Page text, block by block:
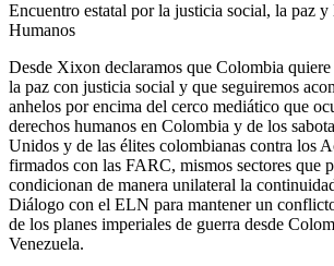
Encuentro estatal por la justicia social, la paz y
Humanos
Desde Xixon declaramos que Colombia
la paz con justicia social y que seguiremos
anhelos por encima del cerco mediático que
derechos humanos en Colombia y de los
Unidos y de las élites colombianas contra los
firmados con las FARC, mismos sectores que
condicionan de manera unilateral la
Diálogo con el ELN para mantener un
de los planes imperiales de guerra desde
Venezuela.